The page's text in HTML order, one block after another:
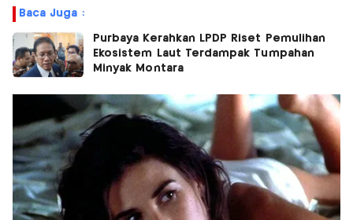
Baca Juga :
Purbaya Kerahkan LPDP Riset Pemulihan
Ekosistem Laut Terdampak Tumpahan
Minyak Montara